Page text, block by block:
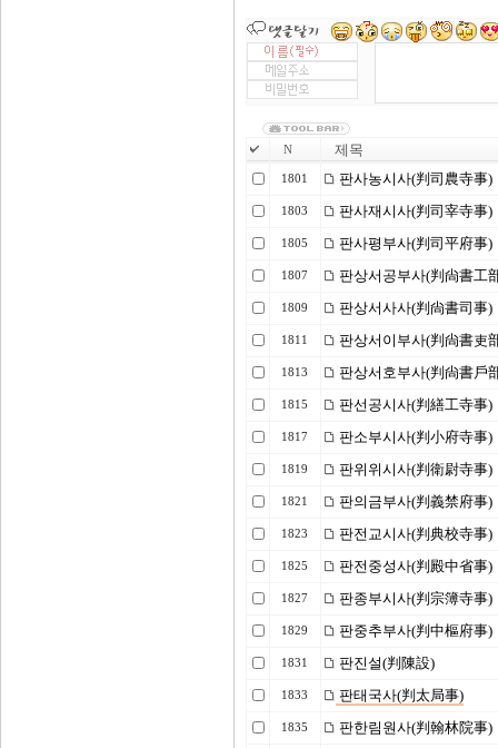
N 제목
1801 판사농시사(判司農寺事)
1803 판사재시사(判司宰寺事)
1805 판사평부사(判司平府事)
1807 판상서공부사(判尙書工
1809 판상서사사(判尙書司事)
1811 판상서이부사(判尙書吏
1813 판상서호부사(判尙書戶
1815 판선공시사(判繕工寺事)
1817 판소부시사(判小府寺事)
1819 판위위시사(判衛尉寺事)
1821 판의금부사(判義禁府事)
1823 판전교시사(判典校寺事)
1825 판전중성사(判殿中省事)
1827 판종부시사(判宗簿寺事)
1829 판중추부사(判中樞府事)
1831 판진설(判陳設)
1833 판태국사(判太局事)
1835 판한림원사(判翰林院事)